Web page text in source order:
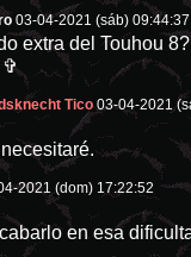
03-04-2021 (sáb) 09:44:37
extra del Touhou
Tico 03-04-2021
2021 (dom) 17:22:52
en esa